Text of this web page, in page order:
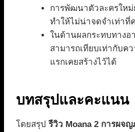
การพัฒนาตัวละครให
ทำให้ไม่น่าจดจำเท่าที่
ในด้านผลกระทบทางอ
สามารถเทียบเท่ากับค
แรกเคยสร้างไว้ได้
บทสรุปและคะแนน
โดยสรุปรีวิว Moana 2 การผจญ